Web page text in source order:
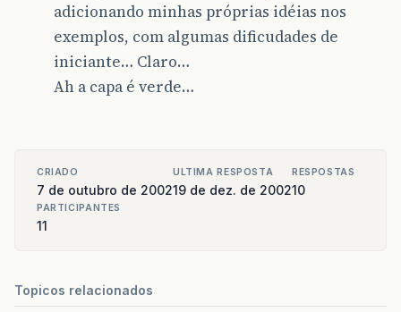
adicionando minhas próprias idéias nos
exemplos, com algumas dificudades de
iniciante… Claro…
Ah a capa é verde…
CRIADO
7 de outubro de 2002
ULTIMA RESPOSTA
19 de dez. de 2002
RESPOSTAS
10
PARTICIPANTES
11
Topicos relacionados